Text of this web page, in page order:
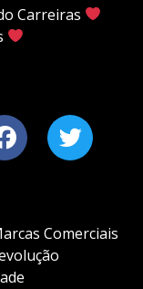
Carreiras
Comerciais